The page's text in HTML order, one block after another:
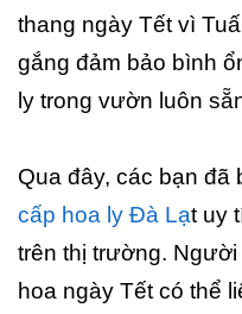
thang ngày Tết vì
gắng đảm bảo bình
ly trong vườn luôn
Qua đây, các bạn đã
cấp hoa ly Đà Lạt uy
trên thị trường.
hoa ngày Tết có thể